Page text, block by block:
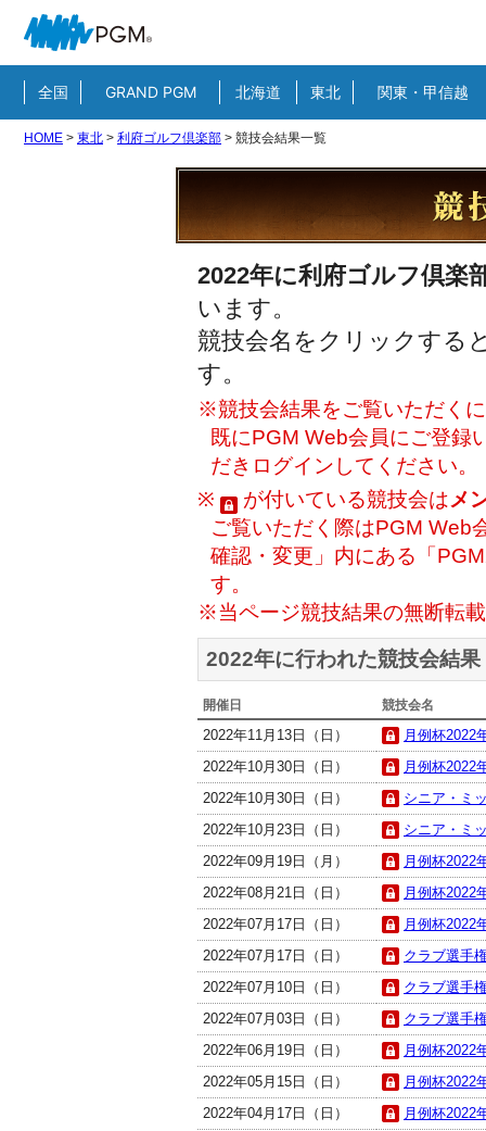
全国 GRAND PGM 北海道 東北 関東・甲信越
HOME > 東北 > 利府ゴルフ倶楽部 > 競技会結果一覧
2022年に利府ゴルフ倶楽
います。
競技会名をクリックする
す。
※競技会結果をご覧いただく
既にPGM Web会員にご登録
だきログインしてください。
※
が付いている競技会はメ
ご覧いただく際はPGM Web
確認・変更」内にある「
す。
※当ページ競技結果の無断転
2022年に行われた競技会結果
開催日 競技会名
2022年11月13日（日）
月例杯2022
2022年10月30日（日）
月例杯2022
2022年10月30日（日）
シニア・ミ
2022年10月23日（日）
シニア・ミ
2022年09月19日（月）
月例杯2022
2022年08月21日（日）
月例杯2022
2022年07月17日（日）
月例杯2022
2022年07月17日（日）
クラブ選手
2022年07月10日（日）
クラブ選手
2022年07月03日（日）
クラブ選手
2022年06月19日（日）
月例杯2022
2022年05月15日（日）
月例杯2022
2022年04月17日（日）
月例杯2022